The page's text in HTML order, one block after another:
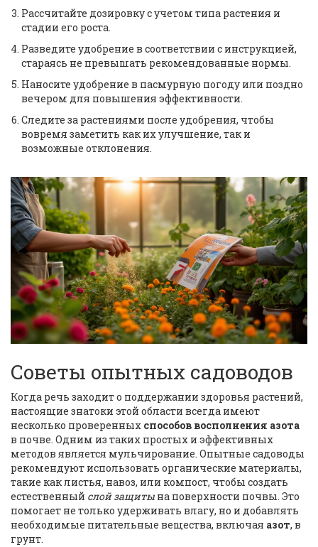
Рассчитайте дозировку с учетом типа растения и
стадии его роста.
Разведите удобрение в соответствии с инструкцией,
стараясь не превышать рекомендованные нормы.
Наносите удобрение в пасмурную погоду или поздно
вечером для повышения эффективности.
Следите за растениями после удобрения, чтобы
вовремя заметить как их улучшение, так и
возможные отклонения.
Советы опытных садоводов
Когда речь заходит о поддержании здоровья растений,
настоящие знатоки этой области всегда имеют
несколько проверенных способов восполнения азота
в почве. Одним из таких простых и эффективных
методов является мульчирование. Опытные садоводы
рекомендуют использовать органические материалы,
такие как листья, навоз, или компост, чтобы создать
естественный слой защиты на поверхности почвы. Это
помогает не только удерживать влагу, но и добавлять
необходимые питательные вещества, включая азот, в
грунт.